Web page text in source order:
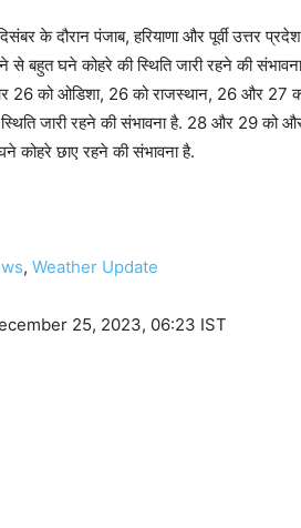
के दौरान पंजाब, हरियाणा और पूर्वी उत्तर
बहुत घने कोहरे की स्थिति जारी रहने की
26 को ओडिशा, 26 को राजस्थान, 26 और 27
जारी रहने की संभावना है. 28 और 29 को
कोहरे छाए रहने की संभावना है.
, Weather Update
25, 2023, 06:23 IST